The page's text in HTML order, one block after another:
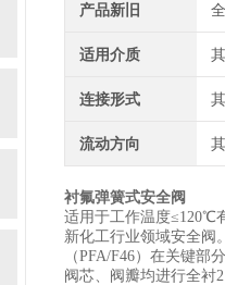
产品新旧
适用介质
连接形式
流动方向
衬氟弹簧式安全阀
适用于工作温度≤120℃
新化工行业领域安全阀
（PFA/F46）在关键部
阀芯、阀瓣均进行全衬